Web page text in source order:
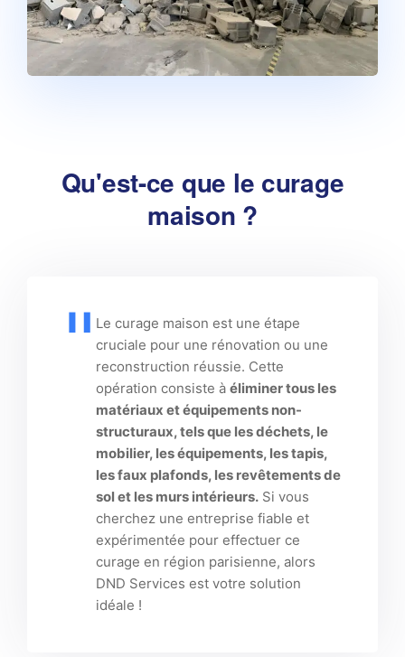
Qu'est-ce que le curage
maison ?
Le curage maison est une étape
cruciale pour une rénovation ou une
reconstruction réussie. Cette
opération consiste à éliminer tous les
matériaux et équipements non-
structuraux, tels que les déchets, le
mobilier, les équipements, les tapis,
les faux plafonds, les revêtements de
sol et les murs intérieurs. Si vous
cherchez une entreprise fiable et
expérimentée pour effectuer ce
curage en région parisienne, alors
DND Services est votre solution
idéale !